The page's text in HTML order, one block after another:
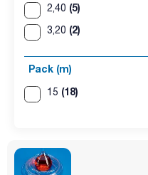
2,40 (5)
3,20 (2)
Pack (m)
15 (18)